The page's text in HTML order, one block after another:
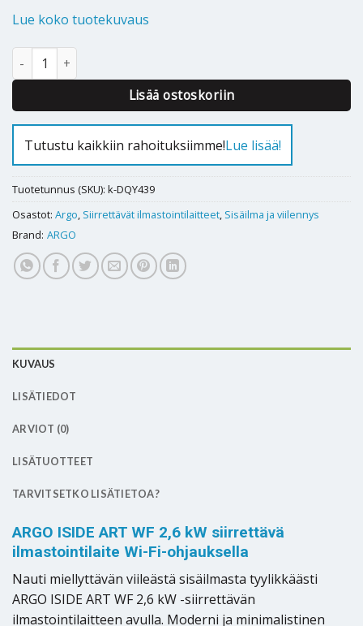
Lue koko tuotekuvaus
Siirrettävä ilmastointilaite ARGO ISIDE ART WF 2,6 määrä
Lisää ostoskoriin
Alternative:
Tutustu kaikkiin rahoituksiimme!Lue lisää!
Tuotetunnus (SKU): k-DQY439
Osastot: Argo, Siirrettävät ilmastointilaitteet, Sisäilma ja viilennys
Brand: ARGO
KUVAUS
LISÄTIEDOT
ARVIOT (0)
LISÄTUOTTEET
TARVITSETKO LISÄTIETOA?
ARGO ISIDE ART WF 2,6 kW siirrettävä
ilmastointilaite Wi-Fi-ohjauksella
Nauti miellyttävän viileästä sisäilmasta tyylikkäästi
ARGO ISIDE ART WF 2,6 kW -siirrettävän
ilmastointilaitteen avulla. Moderni ja minimalistinen